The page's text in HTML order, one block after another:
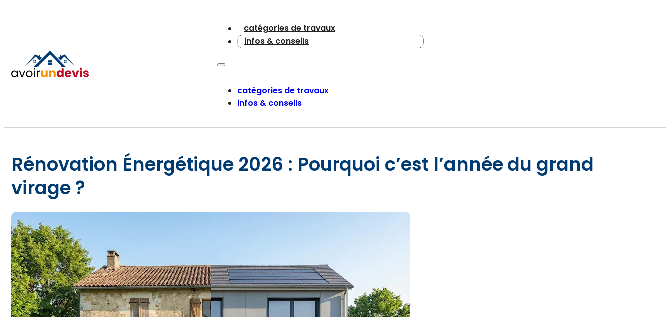
catégories de travaux
infos & conseils
catégories de travaux
infos & conseils
Rénovation Énergétique 2026 : Pourquoi c’est l’année du grand
virage ?